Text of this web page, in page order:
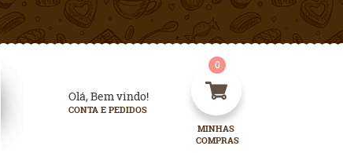
Olá, Bem vindo!
CONTA E PEDIDOS
MINHAS
COMPRAS
0